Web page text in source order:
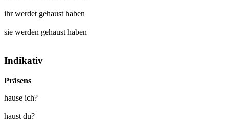
ihr werdet gehaust haben
sie werden gehaust haben
Indikativ
Präsens
hause ich?
haust du?